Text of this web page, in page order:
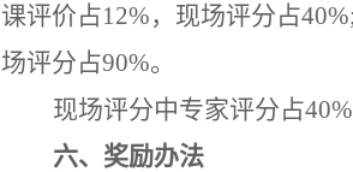
课评价占12%，现场评分占
场评分占90%。
现场评分中专家评分占
六、奖励办法